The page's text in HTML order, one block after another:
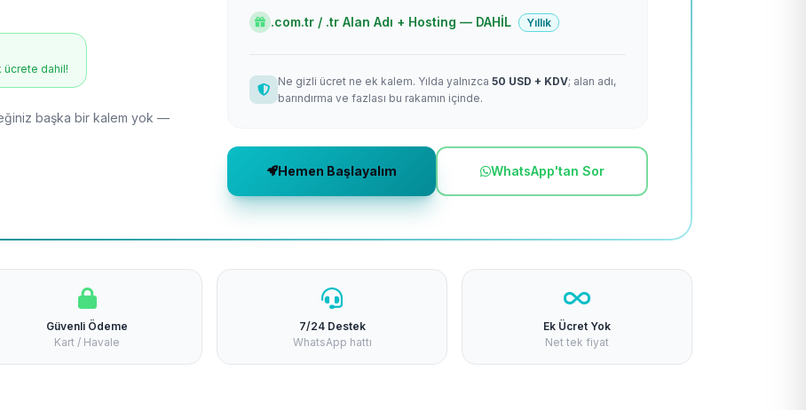
ücrete dahil!
başka bir kalem yok —
.com.tr / .tr Alan Adı + Hosting — DAHİL Yıllık
Ne gizli ücret ne ek kalem. Yılda yalnızca 50 USD + KDV; alan adı,
barındırma ve fazlası bu rakamın içinde.
Hemen Başlayalım WhatsApp'tan Sor
Güvenli Ödeme
Kart / Havale
7/24 Destek
WhatsApp hattı
Ek Ücret Yok
Net tek fiyat